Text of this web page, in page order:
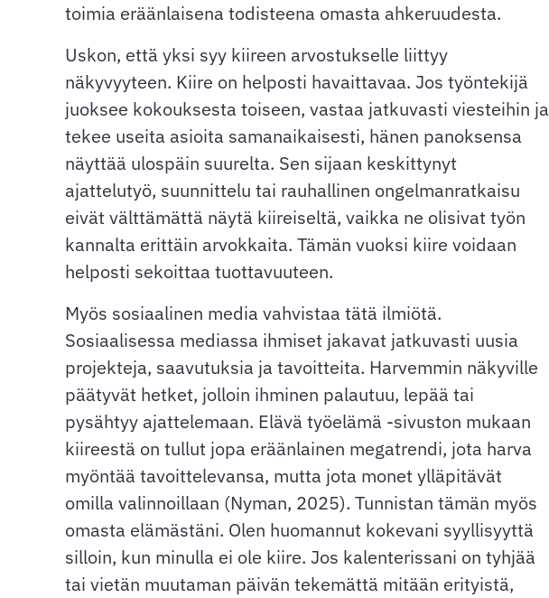
toimia eräänlaisena todisteena omasta ahkeruudesta.
Uskon, että yksi syy kiireen arvostukselle liittyy
näkyvyyteen. Kiire on helposti havaittavaa. Jos työntekijä
juoksee kokouksesta toiseen, vastaa jatkuvasti viesteihin ja
tekee useita asioita samanaikaisesti, hänen panoksensa
näyttää ulospäin suurelta. Sen sijaan keskittynyt
ajattelutyö, suunnittelu tai rauhallinen ongelmanratkaisu
eivät välttämättä näytä kiireiseltä, vaikka ne olisivat työn
kannalta erittäin arvokkaita. Tämän vuoksi kiire voidaan
helposti sekoittaa tuottavuuteen.
Myös sosiaalinen media vahvistaa tätä ilmiötä.
Sosiaalisessa mediassa ihmiset jakavat jatkuvasti uusia
projekteja, saavutuksia ja tavoitteita. Harvemmin näkyville
päätyvät hetket, jolloin ihminen palautuu, lepää tai
pysähtyy ajattelemaan. Elävä työelämä -sivuston mukaan
kiireestä on tullut jopa eräänlainen megatrendi, jota harva
myöntää tavoittelevansa, mutta jota monet ylläpitävät
omilla valinnoillaan (Nyman, 2025). Tunnistan tämän myös
omasta elämästäni. Olen huomannut kokevani syyllisyyttä
silloin, kun minulla ei ole kiire. Jos kalenterissani on tyhjää
tai vietän muutaman päivän tekemättä mitään erityistä,